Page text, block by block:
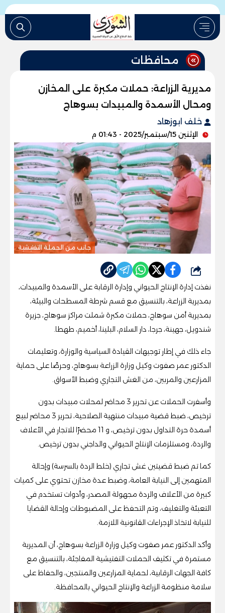
محافظات
مديرية الزراعة: حملات مكبرة على المخازن
ومحال الأسمدة والمبيدات بسوهاج
خلف ابوزهاد
الإثنين 15/سبتمبر/2025 - 01:43 م
جانب من الحملة التفتيشية
شارك
نفذت إدارة الإنتاج الحيواني وإدارة الرقابة على الأسمدة والمبيدات،
بمديرية الزراعة، بالتنسيق مع قسم شرطة المسطحات والبيئة،
بمديرية أمن سوهاج، حملات مكبرة شملت مراكز سوهاج، جزيرة
شندويل، جهينة، جرجا، دار السلام، البلينا، أخميم، طهطا.
جاء ذلك في إطار توجيهات القيادة السياسية والوزارة، وتعليمات
الدكتور عمر صفوت وكيل وزارة الزراعة بسوهاج، وحرصًا على حماية
المزارعين والمربين، من الغش التجاري وضبط الأسواق.
وأسفرت الحملات عن تحرير 3 محاضر لمحلات مبيدات بدون
ترخيص، ضبط قضية مبيدات منتهية الصلاحية، تحرير 3 محاضر لبيع
أسمدة حرة التداول بدون ترخيص، و 11 محضرًا للاتجار في الأعلاف
والردة، ومستلزمات الإنتاج الحيواني والداجني بدون ترخيص.
كما تم ضبط قضيتين غش تجاري (خلط الردة بالسرسة) وإحالة
المتهمين إلى النيابة العامة، وضبط عدة مخازن تحتوي على كميات
كبيرة من الأعلاف والردة مجهولة المصدر، وأدوات تستخدم في
التعبئة والتغليف، وتم التحفظ على المضبوطات وإحالة القضايا
للنيابة لاتخاذ الإجراءات القانونية اللازمة.
وأكد الدكتور عمر صفوت وكيل وزارة الزراعة بسوهاج، أن المديرية
مستمرة في تكثيف الحملات التفتيشية المفاجئة، بالتنسيق مع
كافة الجهات الرقابية، لحماية المزارعين والمنتجين، والحفاظ على
سلامة منظومة الزراعة والإنتاج الحيواني بالمحافظة.